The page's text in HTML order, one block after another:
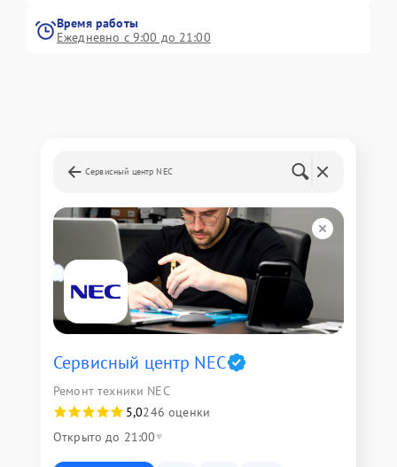
Время работы
Ежедневно с 9:00 до 21:00
Сервисный центр NEC
Сервисный центр NEC
Ремонт техники NEC
5,0246 оценки
Открыто до 21:00